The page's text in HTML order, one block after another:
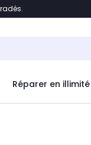
Accéder
Réparer en